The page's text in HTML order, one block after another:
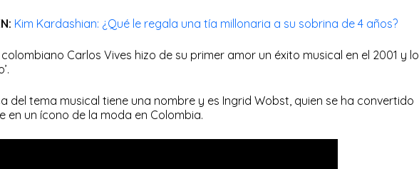
Kim Kardashian: ¿Qué le regala una tía millonaria a su sobrina de 4 años?
Carlos Vives hizo de su primer amor un éxito musical en el 2001 y lo
del tema musical tiene una nombre y es Ingrid Wobst, quien se ha convertido
en un ícono de la moda en Colombia.